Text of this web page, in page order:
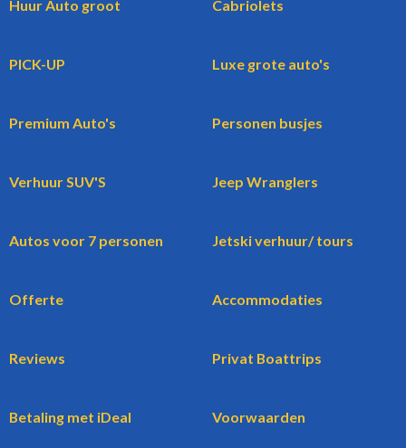
Huur Auto groot Cabriolets
PICK-UP Luxe grote auto's
Premium Auto's Personen busjes
Verhuur SUV'S Jeep Wranglers
Autos voor 7 personen Jetski verhuur/ tours
Offerte Accommodaties
Reviews Privat Boattrips
Betaling met iDeal Voorwaarden